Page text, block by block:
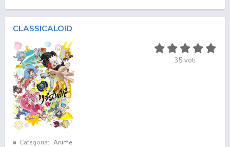
CLASSICALOID
35 voti
Categoria: Anime